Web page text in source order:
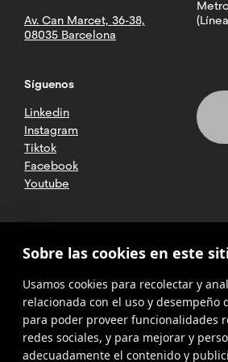
Av. Can Marcet, 36-38,
08035 Barcelona
Síguenos
Linkedin
Instagram
Tiktok
Facebook
Youtube
2025 CETT. Todos los derechos
reservados
Aviso legal
Política de
privacidad
Sobre las cookies en este
Usamos cookies para recolectar y
relacionada con el uso y desempeño
para poder proveer funcionalidades
redes sociales, y para mejorar y
adecuadamente el contenido y